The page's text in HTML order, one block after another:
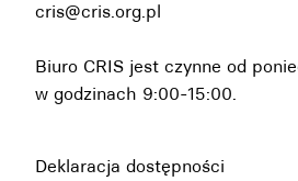
cris@cris.org.pl
Biuro CRIS jest czynne od
w godzinach 9:00-15:00.
Deklaracja dostępności